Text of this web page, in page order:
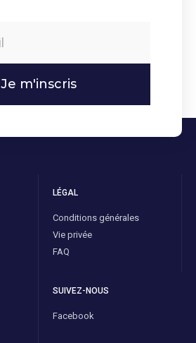
Je m'inscris
LÉGAL
Conditions générales
Vie privée
FAQ
SUIVEZ-NOUS
Facebook